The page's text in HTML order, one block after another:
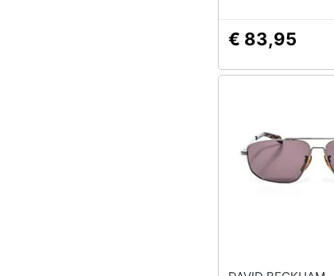
€ 83,95